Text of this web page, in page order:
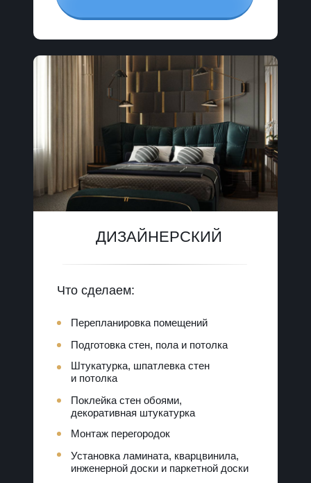
Перепланировка помещений
Подготовка стен, пола и потолка
Штукатурка, шпатлевка стен
и потолка
Поклейка стен обоями,
декоративная штукатурка
Монтаж перегородок
Установка ламината, кварцвинила,
инженерной доски и паркетной доски
ДИЗАЙНЕРСКИЙ
Что сделаем: